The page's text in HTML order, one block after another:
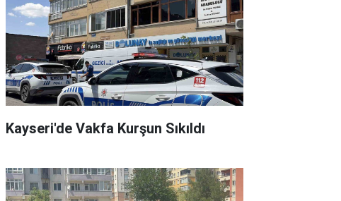
Kayseri'de Vakfa Kurşun Sıkıldı